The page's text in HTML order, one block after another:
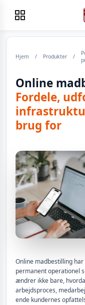
Hjem / Produkter /
Online
Fordele,
brug for
Online madbestilling
permanent operationel
ændrer ikke bare,
arbejdsproces,
ende kundernes